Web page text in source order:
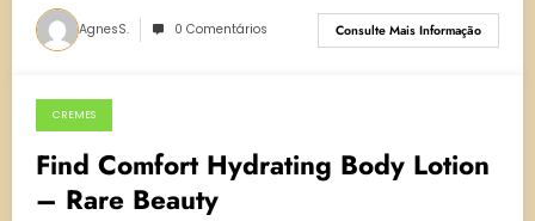
AgnesS. 0 Comentários Consulte Mais Informação
4 de maio de 2024
CREMES
Find Comfort Hydrating Body Lotion
– Rare Beauty